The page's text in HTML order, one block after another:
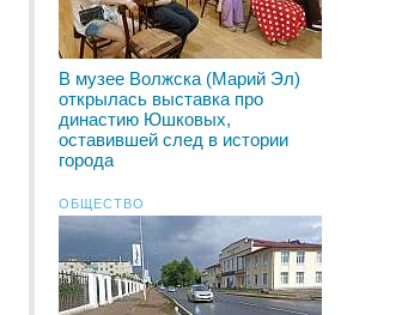
В музее Волжска (Марий Эл)
открылась выставка про
династию Юшковых,
оставившей след в истории
города
ОБЩЕСТВО